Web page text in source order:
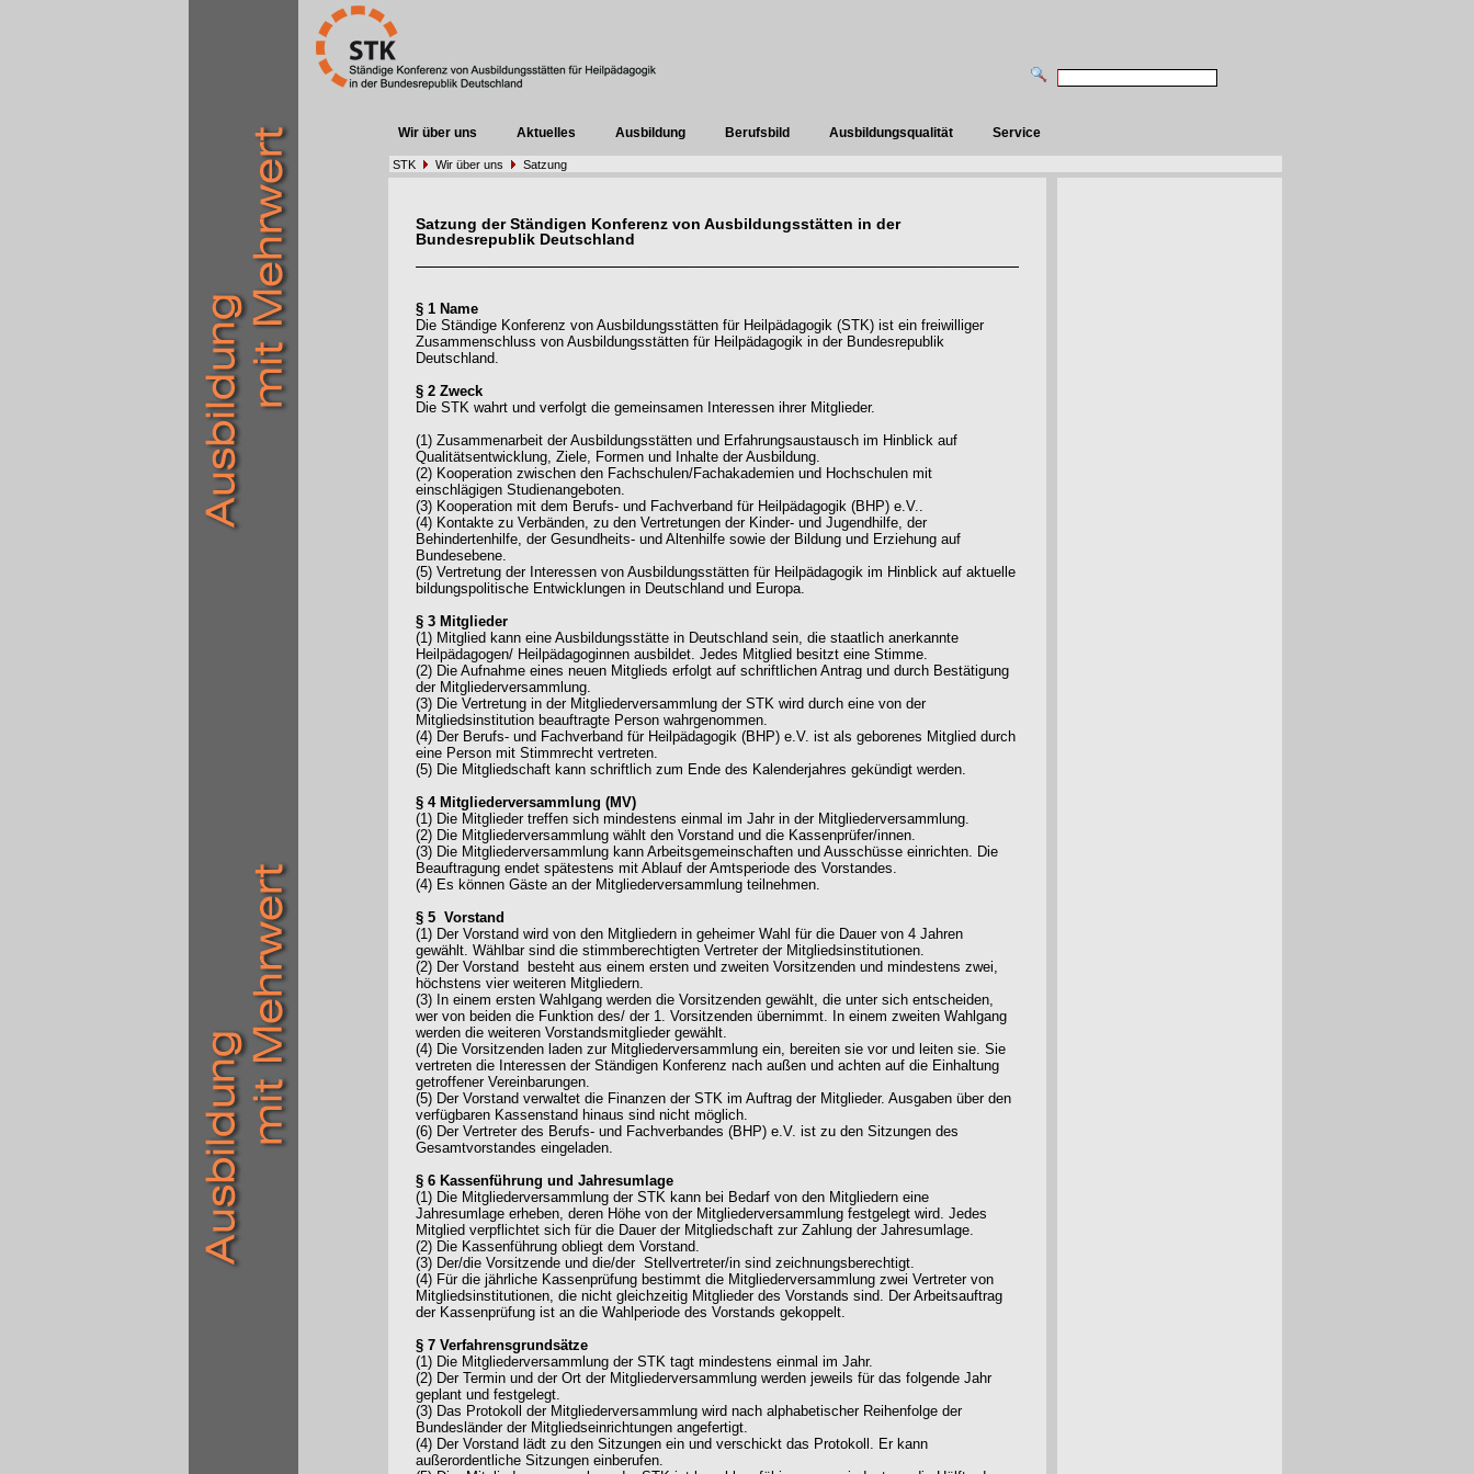
Wir über uns Aktuelles Ausbildung Berufsbild Ausbildungsqualität Service
STK Wir über uns Satzung
Satzung der Ständigen Konferenz von Ausbildungsstätten in der
Bundesrepublik Deutschland
§ 1 Name
Die Ständige Konferenz von Ausbildungsstätten für Heilpädagogik (STK) ist ein freiwilliger
Zusammenschluss von Ausbildungsstätten für Heilpädagogik in der Bundesrepublik
Deutschland.
§ 2 Zweck
Die STK wahrt und verfolgt die gemeinsamen Interessen ihrer Mitglieder.
(1) Zusammenarbeit der Ausbildungsstätten und Erfahrungsaustausch im Hinblick auf
Qualitätsentwicklung, Ziele, Formen und Inhalte der Ausbildung.
(2) Kooperation zwischen den Fachschulen/Fachakademien und Hochschulen mit
einschlägigen Studienangeboten.
(3) Kooperation mit dem Berufs- und Fachverband für Heilpädagogik (BHP) e.V..
(4) Kontakte zu Verbänden, zu den Vertretungen der Kinder- und Jugendhilfe, der
Behindertenhilfe, der Gesundheits- und Altenhilfe sowie der Bildung und Erziehung auf
Bundesebene.
(5) Vertretung der Interessen von Ausbildungsstätten für Heilpädagogik im Hinblick auf aktuelle
bildungspolitische Entwicklungen in Deutschland und Europa.
§ 3 Mitglieder
(1) Mitglied kann eine Ausbildungsstätte in Deutschland sein, die staatlich anerkannte
Heilpädagogen/ Heilpädagoginnen ausbildet. Jedes Mitglied besitzt eine Stimme.
(2) Die Aufnahme eines neuen Mitglieds erfolgt auf schriftlichen Antrag und durch Bestätigung
der Mitgliederversammlung.
(3) Die Vertretung in der Mitgliederversammlung der STK wird durch eine von der
Mitgliedsinstitution beauftragte Person wahrgenommen.
(4) Der Berufs- und Fachverband für Heilpädagogik (BHP) e.V. ist als geborenes Mitglied durch
eine Person mit Stimmrecht vertreten.
(5) Die Mitgliedschaft kann schriftlich zum Ende des Kalenderjahres gekündigt werden.
§ 4 Mitgliederversammlung (MV)
(1) Die Mitglieder treffen sich mindestens einmal im Jahr in der Mitgliederversammlung.
(2) Die Mitgliederversammlung wählt den Vorstand und die Kassenprüfer/innen.
(3) Die Mitgliederversammlung kann Arbeitsgemeinschaften und Ausschüsse einrichten. Die
Beauftragung endet spätestens mit Ablauf der Amtsperiode des Vorstandes.
(4) Es können Gäste an der Mitgliederversammlung teilnehmen.
§ 5 Vorstand
(1) Der Vorstand wird von den Mitgliedern in geheimer Wahl für die Dauer von 4 Jahren
gewählt. Wählbar sind die stimmberechtigten Vertreter der Mitgliedsinstitutionen.
(2) Der Vorstand besteht aus einem ersten und zweiten Vorsitzenden und mindestens zwei,
höchstens vier weiteren Mitgliedern.
(3) In einem ersten Wahlgang werden die Vorsitzenden gewählt, die unter sich entscheiden,
wer von beiden die Funktion des/ der 1. Vorsitzenden übernimmt. In einem zweiten Wahlgang
werden die weiteren Vorstandsmitglieder gewählt.
(4) Die Vorsitzenden laden zur Mitgliederversammlung ein, bereiten sie vor und leiten sie. Sie
vertreten die Interessen der Ständigen Konferenz nach außen und achten auf die Einhaltung
getroffener Vereinbarungen.
(5) Der Vorstand verwaltet die Finanzen der STK im Auftrag der Mitglieder. Ausgaben über den
verfügbaren Kassenstand hinaus sind nicht möglich.
(6) Der Vertreter des Berufs- und Fachverbandes (BHP) e.V. ist zu den Sitzungen des
Gesamtvorstandes eingeladen.
§ 6 Kassenführung und Jahresumlage
(1) Die Mitgliederversammlung der STK kann bei Bedarf von den Mitgliedern eine
Jahresumlage erheben, deren Höhe von der Mitgliederversammlung festgelegt wird. Jedes
Mitglied verpflichtet sich für die Dauer der Mitgliedschaft zur Zahlung der Jahresumlage.
(2) Die Kassenführung obliegt dem Vorstand.
(3) Der/die Vorsitzende und die/der Stellvertreter/in sind zeichnungsberechtigt.
(4) Für die jährliche Kassenprüfung bestimmt die Mitgliederversammlung zwei Vertreter von
Mitgliedsinstitutionen, die nicht gleichzeitig Mitglieder des Vorstands sind. Der Arbeitsauftrag
der Kassenprüfung ist an die Wahlperiode des Vorstands gekoppelt.
§ 7 Verfahrensgrundsätze
(1) Die Mitgliederversammlung der STK tagt mindestens einmal im Jahr.
(2) Der Termin und der Ort der Mitgliederversammlung werden jeweils für das folgende Jahr
geplant und festgelegt.
(3) Das Protokoll der Mitgliederversammlung wird nach alphabetischer Reihenfolge der
Bundesländer der Mitgliedseinrichtungen angefertigt.
(4) Der Vorstand lädt zu den Sitzungen ein und verschickt das Protokoll. Er kann
außerordentliche Sitzungen einberufen.